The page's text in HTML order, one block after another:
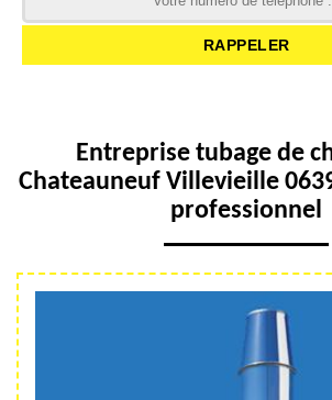
Entreprise tubage de
Chateauneuf Villevieille
professionnel